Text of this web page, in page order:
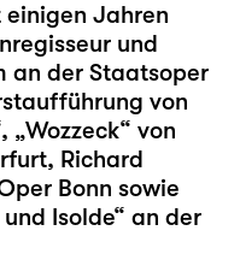
Jahren
und
an der Staatsoper
von
„Wozzeck“ von
Richard
Bonn sowie
Isolde“ an der